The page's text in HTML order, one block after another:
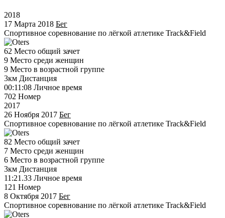
2018
17 Марта 2018 Бег
Cпортивное соревнование по лёгкой атлетике Track&Field
62 Место общий зачет
9 Место среди женщин
9 Место в возрастной группе
3км Дистанция
00:11:08 Личное время
702 Номер
2017
26 Ноября 2017 Бег
Спортивное соревнование по лёгкой атлетике Track&Field
82 Место общий зачет
7 Место среди женщин
6 Место в возрастной группе
3км Дистанция
11:21.33 Личное время
121 Номер
8 Октября 2017 Бег
Спортивное соревнование по лёгкой атлетике Track&Field